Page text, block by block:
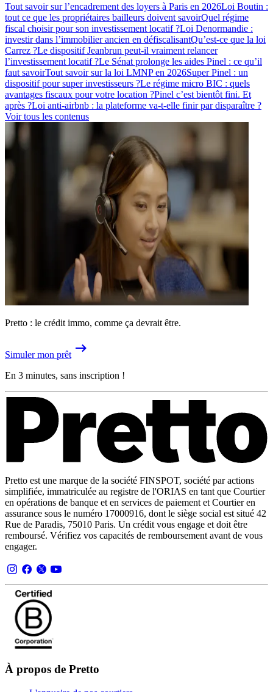
Tout savoir sur l’encadrement des loyers à Paris en 2026Loi Boutin :
tout ce que les propriétaires bailleurs doivent savoirQuel régime
fiscal choisir pour son investissement locatif ?Loi Denormandie :
investir dans l’immobilier ancien en défiscalisantQu’est-ce que la loi
Carrez ?Le dispositif Jeanbrun peut-il vraiment relancer
l’investissement locatif ?Le Sénat prolonge les aides Pinel : ce qu’il
faut savoirTout savoir sur la loi LMNP en 2026Super Pinel : un
dispositif pour super investisseurs ?Le régime micro BIC : quels
avantages fiscaux pour votre location ?Pinel c’est bientôt fini. Et
après ?Loi anti-airbnb : la plateforme va-t-elle finir par disparaître ?
Voir tous les contenus
Pretto : le crédit immo, comme ça devrait être.
Simuler mon prêt
En 3 minutes, sans inscription !
Pretto est une marque de la société FINSPOT, société par actions
simplifiée, immatriculée au registre de l'ORIAS en tant que Courtier
en opérations de banque et en services de paiement et Courtier en
assurance sous le numéro 17000916, dont le siège social est situé 42
Rue de Paradis, 75010 Paris. Un crédit vous engage et doit être
remboursé. Vérifiez vos capacités de remboursement avant de vous
engager.
À propos de Pretto